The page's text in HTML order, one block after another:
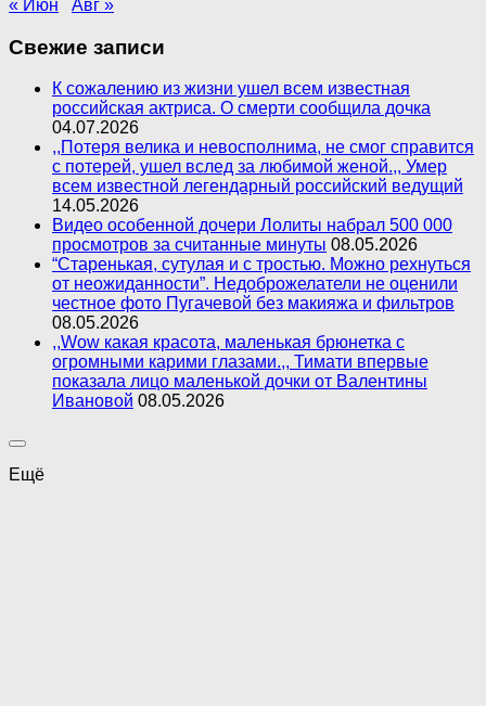
« Июн
Авг »
Свежие записи
К сожалению из жизни ушел всем известная
российская актриса. О смерти сообщила дочка
04.07.2026
,,Потеря велика и невосполнима, не смог справится
с потерей, ушел вслед за любимой женой.,, Умер
всем известной легендарный российский ведущий
14.05.2026
Видео особенной дочери Лолиты набрал 500 000
просмотров за считанные минуты 08.05.2026
“Старенькая, сутулая и с тростью. Можно рехнуться
от неожиданности”. Недоброжелатели не оценили
честное фото Пугачевой без макияжа и фильтров
08.05.2026
,,Wow какая красота, маленькая брюнетка с
огромными карими глазами.,, Тимати впервые
показала лицо маленькой дочки от Валентины
Ивановой 08.05.2026
Ещё